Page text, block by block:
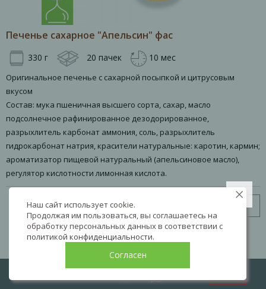
Печенье сахарное "Апельсин" фас
330 г 20 пачек 10 мес
Оригинальное печенье с сахарной посыпкой и цитрусовым
вкусом
Состав: мука пшеничная высшего сорта, сахар, масло
подсолнечное рафинированное дезодорированное,
разрыхлитель карбонат аммония, соль, разрыхлитель
гидрокарбонат натрия, красители натуральные: каротин, кармин;
ароматизатор пищевой натуральный (апельсиновое масло),
регулятор кислотности лимонная кислота.
Узнать цену
Наш сайт использует cookie.
Продолжая им пользоваться, вы соглашаетесь на
обработку персональных данных в соответствии с
политикой конфиденциальности.
Согласен